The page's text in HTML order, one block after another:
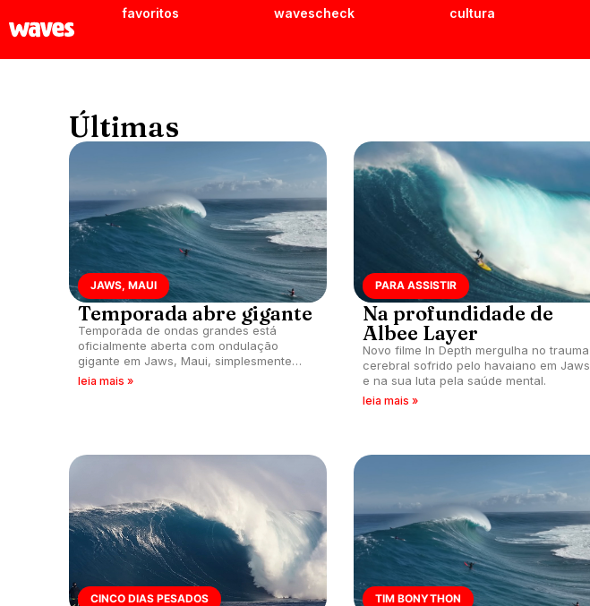
favoritos wavescheck cultura
Últimas
JAWS, MAUI
Temporada abre gigante
Temporada de ondas grandes está
oficialmente aberta com ondulação
gigante em Jaws, Maui, simplesmente
maior espetáculo da terra.
leia mais »
PARA ASSISTIR
Na profundidade de
Albee Layer
Novo filme In Depth mergulha no trauma
cerebral sofrido pelo havaiano em Jaws
e na sua luta pela saúde mental.
leia mais »
CINCO DIAS PESADOS TIM BONYTHON